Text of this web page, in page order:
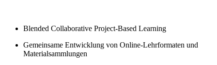
Blended Collaborative Project-Based Learning
Gemeinsame Entwicklung von Online-Lehrformaten und
Materialsammlungen